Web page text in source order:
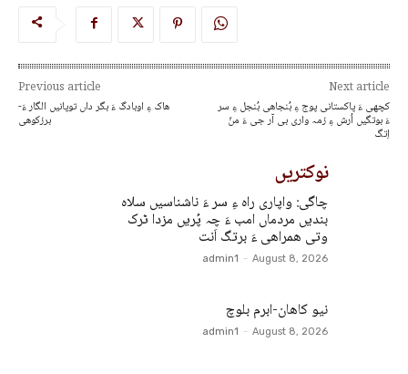
Previous article
ھاک ءِ اوبادگ ءَ بگر داں توپانیں الگار ءَ-
برزکوھی
Next article
کچھی ءَ پاکستانی پوج ءِ بُنجاھی بُنجل ءِ سر
ءَ بوتگیں اُرش ءِ زمہ واری بی آر جی ءَ منّ
اِتگ
نوکتریں
چاگی: واپاری راہ ءِ سر ءَ ناشناسیں سلاہ
بندیں مردماں امب ءَ چہ پُریں مزدا ٹرک
وتی ھمراھی ءَ برتگ اَنت
admin1 - August 8, 2026
نیو کاھان-ابرم بلوچ
admin1 - August 8, 2026